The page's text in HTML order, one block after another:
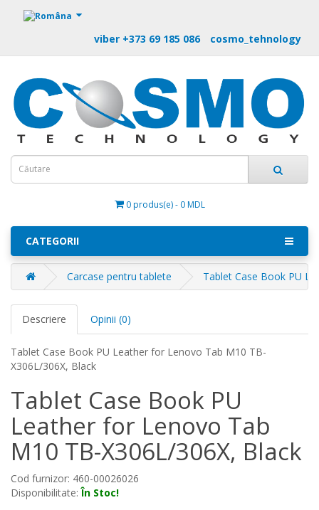
https://m9.by
viber +373 69 185 086 cosmo_tehnology
0 produs(e) - 0 MDL
CATEGORII
Carcase pentru tablete Tablet Case Book PU
Descriere Opinii (0)
Tablet Case Book PU Leather for Lenovo Tab M10 TB-
X306L/306X, Black
Tablet Case Book PU
Leather for Lenovo Tab
M10 TB-X306L/306X, Black
Cod furnizor: 460-00026026
Disponibilitate:În Stoc!